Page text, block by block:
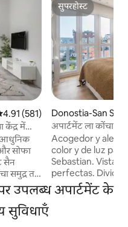
रेटिंग 5 में से 4.91, 581 समीक्षाएँ
4.91 (581)
केंद्र में
आधुनिक
सोफा
सैन
समुद्र तट
नेस्प्रेस्सो
आँगन भी
सुपरहोस्ट
सुपरहोस्ट
Donostia-San
में किराए का अपार्टमेंट
अपार्टमेंट ला कोंचा,
Acogedor y
color y de luz
Sebastian. Vistas al mar.
perfectas.
espaciosa y con
salón comedor
उपलब्ध अपार्टमेंट के
सुविधाएँ